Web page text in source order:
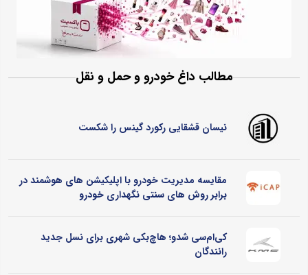
مطالب داغ خودرو و حمل و نقل
نیسان قشقایی رکورد گینس را شکست
مقایسه مدیریت خودرو با اپلیکیشن های هوشمند در
برابر روش های سنتی نگهداری خودرو
کی‌ام‌سی شدو؛ هاچ‌بکی شهری برای نسل جدید
رانندگان